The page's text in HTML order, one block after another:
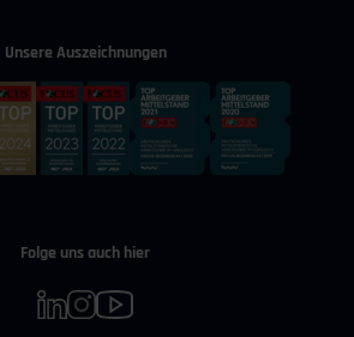
Unsere Auszeichnungen
Folge uns auch hier